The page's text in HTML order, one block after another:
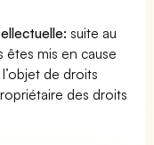
suite au
êtes mis en cause
de droits
des droits